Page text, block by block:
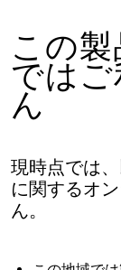
この
では
ん
現時点では
に関するオ
ん。